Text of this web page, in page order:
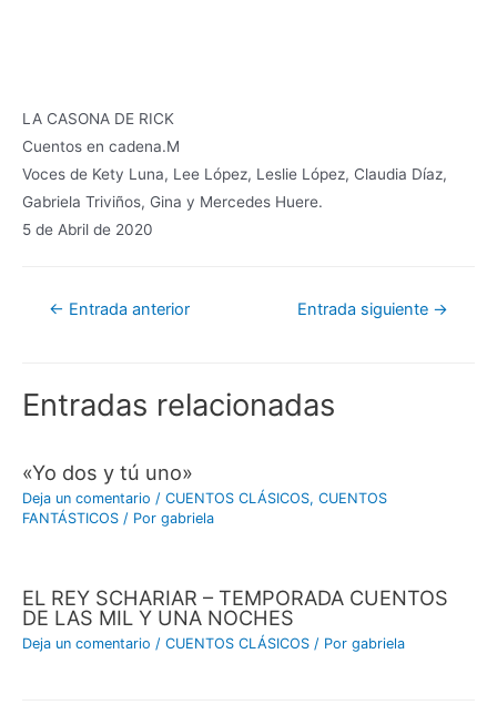
LA CASONA DE RICK
Cuentos en cadena.M
Voces de Kety Luna, Lee López, Leslie López, Claudia Díaz,
Gabriela Triviños, Gina y Mercedes Huere.
5 de Abril de 2020
Navegación
← Entrada anterior Entrada siguiente →
Entradas relacionadas
«Yo dos y tú uno»
Deja un comentario / CUENTOS CLÁSICOS, CUENTOS
FANTÁSTICOS / Por gabriela
EL REY SCHARIAR – TEMPORADA CUENTOS
DE LAS MIL Y UNA NOCHES
Deja un comentario / CUENTOS CLÁSICOS / Por gabriela